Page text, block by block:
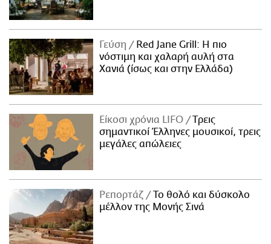
Γεύση
Red Jane Grill: Η πιο
νόστιμη και χαλαρή αυλή στα
Χανιά (ίσως και στην Ελλάδα)
Είκοσι χρόνια LIFO
Tρεις
σημαντικοί Έλληνες μουσικοί, τρεις
μεγάλες απώλειες
Ρεπορτάζ
Το θολό και δύσκολο
μέλλον της Μονής Σινά